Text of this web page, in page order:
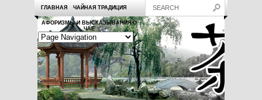
ГЛАВНАЯ ЧАЙНАЯ ТРАДИЦИЯ
АФОРИЗМЫ И ВЫСКАЗЫВАНИЯ О
ЧАЕ